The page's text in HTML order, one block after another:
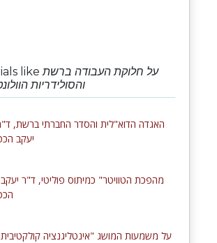
likeעל חלוקת העבודה ברשת
והסולידריות
האגדה הדוא"לית והסדר החברתי ברשת,
יעקב
על משמעות המושג "אינטליגנציה